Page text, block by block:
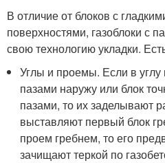
В отличие от блоков с
поверхностями, газоблоки с
свою технологию укладки.
Углы и проемы. Если в
пазами наружу или блок
пазами, то их заделывают
выставляют первый блок
проем гребнем, то его
зачищают теркой по